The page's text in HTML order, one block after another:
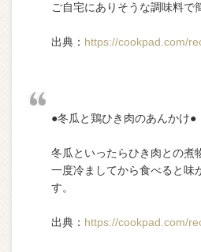
ご自宅にありそうな調味料で
出典： https://cookpad.com/
●冬瓜と鶏ひき肉のあんかけ●
冬瓜といったらひき肉との煮
一度冷ましてから食べると味
す。
出典： https://cookpad.com/